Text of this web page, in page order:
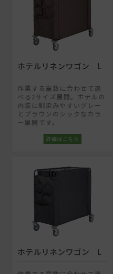
ホテルリネンワゴン L
作業する室数に合わせて選
べる2サイズ展開。ホテルの
内装に馴染みやすいグレー
とブラウンのシックなカラ
ー展開です。
ホテルリネンワゴン L